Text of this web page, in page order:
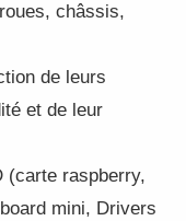
châssis,
de leurs
et de leur
(carte raspberry,
mini, Drivers